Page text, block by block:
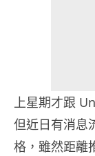
上星期才跟
但近日有消息
格，雖然距離